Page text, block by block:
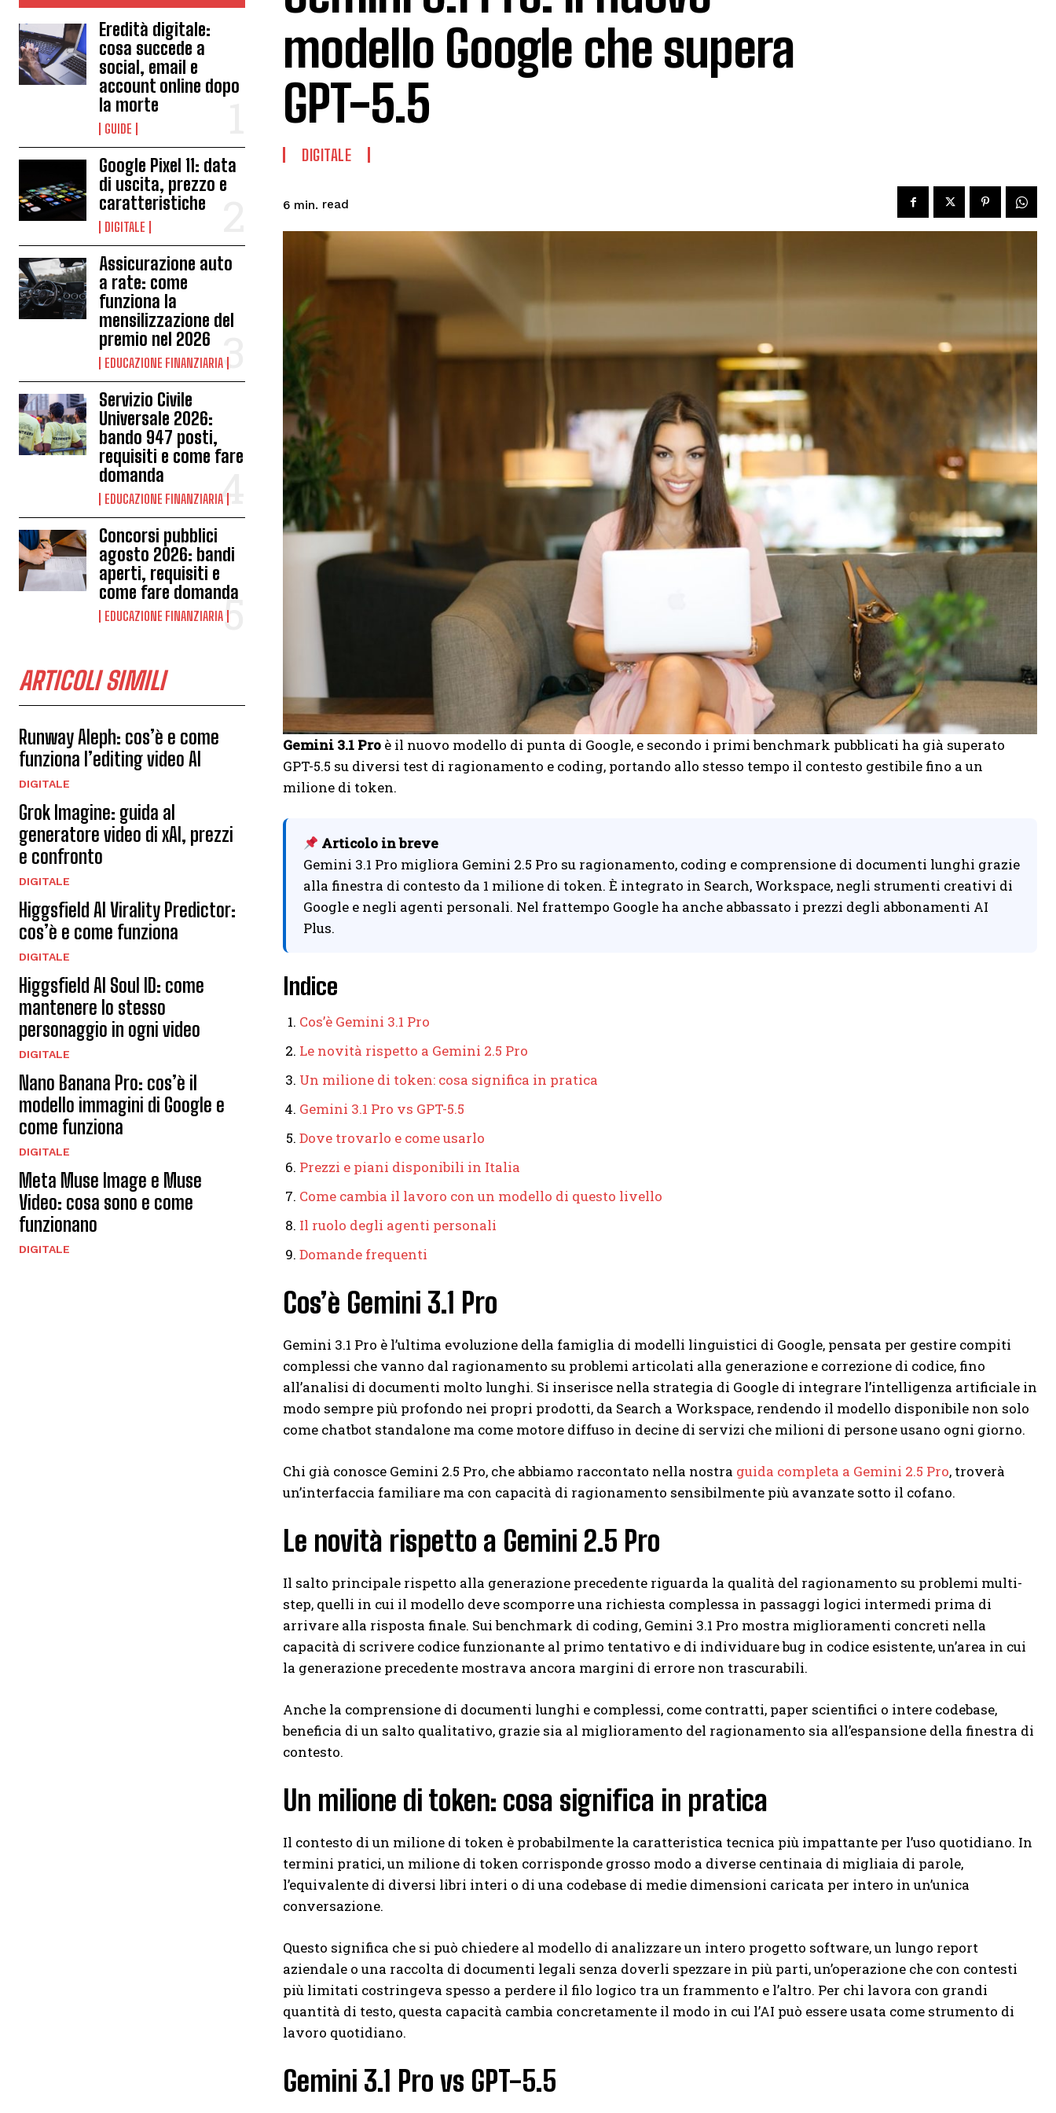
Eredità digitale:
cosa succede a
social, email e
account online dopo
la morte
GUIDE
Google Pixel 11: data
di uscita, prezzo e
caratteristiche
DIGITALE
Assicurazione auto
a rate: come
funziona la
mensilizzazione del
premio nel 2026
EDUCAZIONE FINANZIARIA
Servizio Civile
Universale 2026:
bando 947 posti,
requisiti e come fare
domanda
EDUCAZIONE FINANZIARIA
Concorsi pubblici
agosto 2026: bandi
aperti, requisiti e
come fare domanda
EDUCAZIONE FINANZIARIA
ARTICOLI SIMILI
Runway Aleph: cos’è e come
funziona l’editing video AI
DIGITALE
Grok Imagine: guida al
generatore video di xAI, prezzi
e confronto
DIGITALE
Higgsfield AI Virality Predictor:
cos’è e come funziona
DIGITALE
Higgsfield AI Soul ID: come
mantenere lo stesso
personaggio in ogni video
DIGITALE
Nano Banana Pro: cos’è il
modello immagini di Google e
come funziona
DIGITALE
Meta Muse Image e Muse
Video: cosa sono e come
funzionano
DIGITALE
modello Google che supera
GPT-5.5
DIGITALE
6 min. read
Gemini 3.1 Pro è il nuovo modello di punta di Google, e secondo i primi benchmark pubblicati ha già superato
GPT-5.5 su diversi test di ragionamento e coding, portando allo stesso tempo il contesto gestibile fino a un
milione di token.
Articolo in breve
Gemini 3.1 Pro migliora Gemini 2.5 Pro su ragionamento, coding e comprensione di documenti lunghi grazie
alla finestra di contesto da 1 milione di token. È integrato in Search, Workspace, negli strumenti creativi di
Google e negli agenti personali. Nel frattempo Google ha anche abbassato i prezzi degli abbonamenti AI
Plus.
Indice
Cos’è Gemini 3.1 Pro
Le novità rispetto a Gemini 2.5 Pro
Un milione di token: cosa significa in pratica
Gemini 3.1 Pro vs GPT-5.5
Dove trovarlo e come usarlo
Prezzi e piani disponibili in Italia
Come cambia il lavoro con un modello di questo livello
Il ruolo degli agenti personali
Domande frequenti
Cos’è Gemini 3.1 Pro
Gemini 3.1 Pro è l’ultima evoluzione della famiglia di modelli linguistici di Google, pensata per gestire compiti
complessi che vanno dal ragionamento su problemi articolati alla generazione e correzione di codice, fino
all’analisi di documenti molto lunghi. Si inserisce nella strategia di Google di integrare l’intelligenza artificiale in
modo sempre più profondo nei propri prodotti, da Search a Workspace, rendendo il modello disponibile non solo
come chatbot standalone ma come motore diffuso in decine di servizi che milioni di persone usano ogni giorno.
Chi già conosce Gemini 2.5 Pro, che abbiamo raccontato nella nostra guida completa a Gemini 2.5 Pro, troverà
un’interfaccia familiare ma con capacità di ragionamento sensibilmente più avanzate sotto il cofano.
Le novità rispetto a Gemini 2.5 Pro
Il salto principale rispetto alla generazione precedente riguarda la qualità del ragionamento su problemi multi-
step, quelli in cui il modello deve scomporre una richiesta complessa in passaggi logici intermedi prima di
arrivare alla risposta finale. Sui benchmark di coding, Gemini 3.1 Pro mostra miglioramenti concreti nella
capacità di scrivere codice funzionante al primo tentativo e di individuare bug in codice esistente, un’area in cui
la generazione precedente mostrava ancora margini di errore non trascurabili.
Anche la comprensione di documenti lunghi e complessi, come contratti, paper scientifici o intere codebase,
beneficia di un salto qualitativo, grazie sia al miglioramento del ragionamento sia all’espansione della finestra di
contesto.
Un milione di token: cosa significa in pratica
Il contesto di un milione di token è probabilmente la caratteristica tecnica più impattante per l’uso quotidiano. In
termini pratici, un milione di token corrisponde grosso modo a diverse centinaia di migliaia di parole,
l’equivalente di diversi libri interi o di una codebase di medie dimensioni caricata per intero in un’unica
conversazione.
Questo significa che si può chiedere al modello di analizzare un intero progetto software, un lungo report
aziendale o una raccolta di documenti legali senza doverli spezzare in più parti, un’operazione che con contesti
più limitati costringeva spesso a perdere il filo logico tra un frammento e l’altro. Per chi lavora con grandi
quantità di testo, questa capacità cambia concretamente il modo in cui l’AI può essere usata come strumento di
lavoro quotidiano.
Gemini 3.1 Pro vs GPT-5.5